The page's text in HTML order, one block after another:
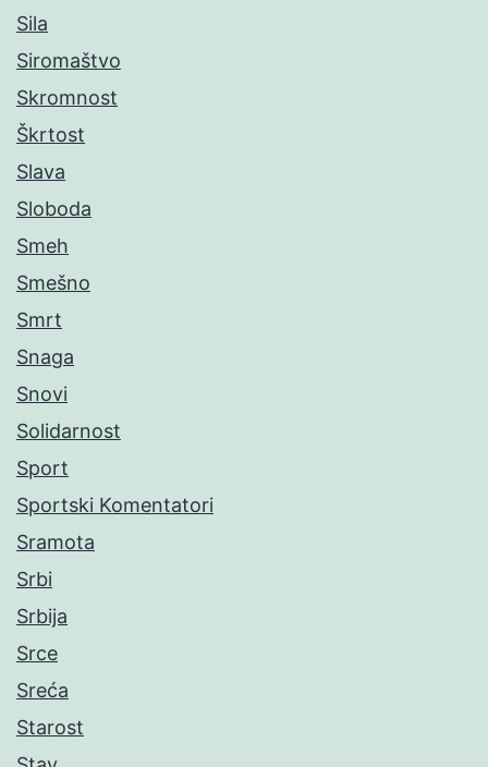
Sila
Siromaštvo
Skromnost
Škrtost
Slava
Sloboda
Smeh
Smešno
Smrt
Snaga
Snovi
Solidarnost
Sport
Sportski Komentatori
Sramota
Srbi
Srbija
Srce
Sreća
Starost